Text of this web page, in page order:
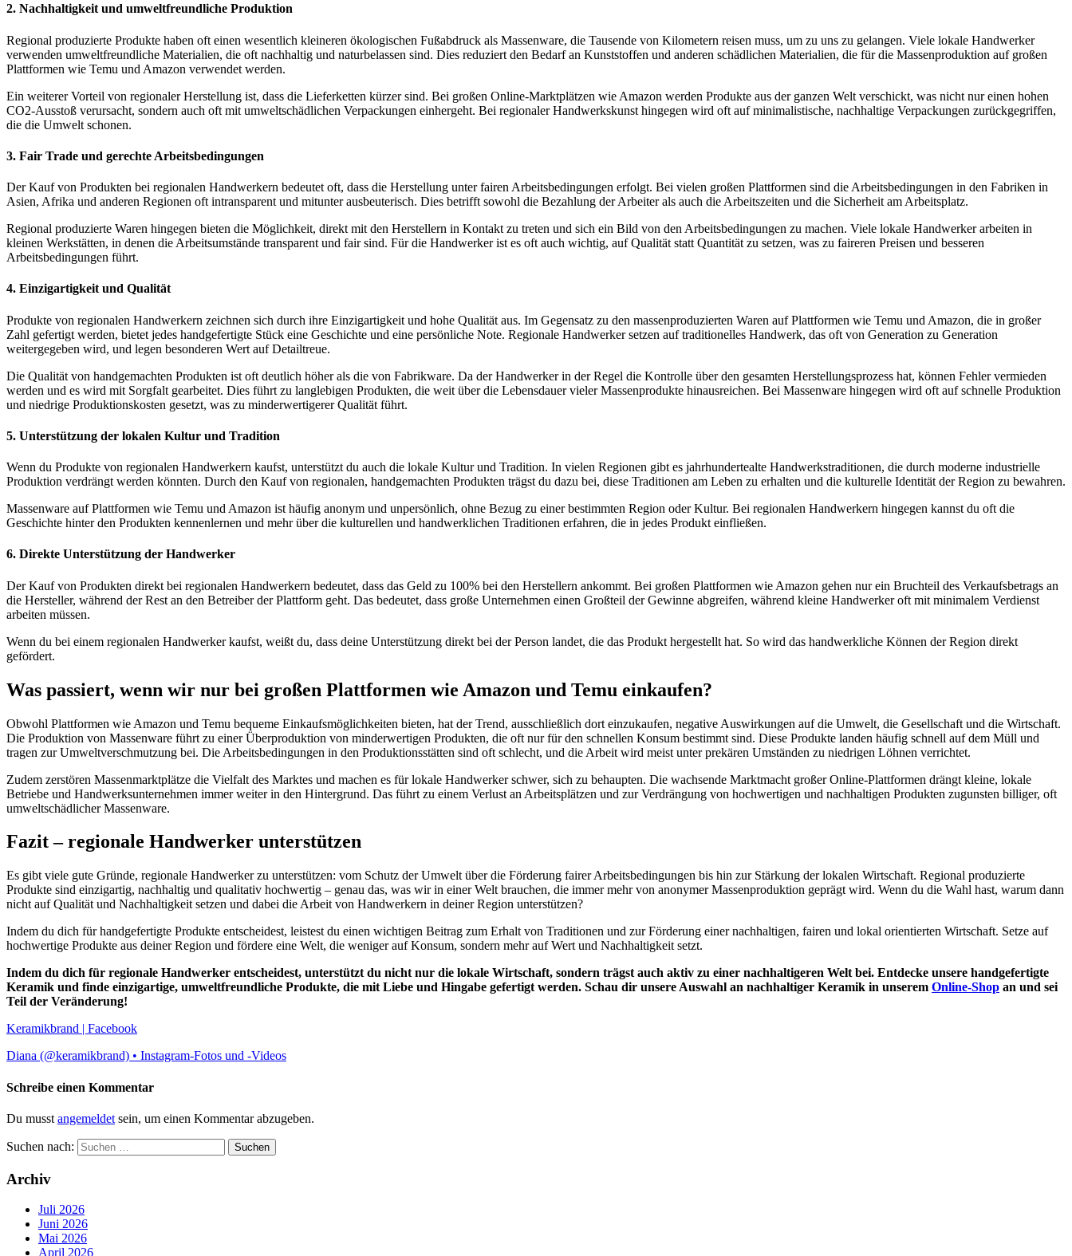
2. Nachhaltigkeit und umweltfreundliche Produktion
Regional produzierte Produkte haben oft einen wesentlich kleineren ökologischen Fußabdruck als Massenware, die Tausende von Kilometern reisen muss, um zu uns zu gelangen. Viele lokale Handwerker
verwenden umweltfreundliche Materialien, die oft nachhaltig und naturbelassen sind. Dies reduziert den Bedarf an Kunststoffen und anderen schädlichen Materialien, die für die Massenproduktion auf großen
Plattformen wie Temu und Amazon verwendet werden.
Ein weiterer Vorteil von regionaler Herstellung ist, dass die Lieferketten kürzer sind. Bei großen Online-Marktplätzen wie Amazon werden Produkte aus der ganzen Welt verschickt, was nicht nur einen hohen
CO2-Ausstoß verursacht, sondern auch oft mit umweltschädlichen Verpackungen einhergeht. Bei regionaler Handwerkskunst hingegen wird oft auf minimalistische, nachhaltige Verpackungen zurückgegriffen,
die die Umwelt schonen.
3. Fair Trade und gerechte Arbeitsbedingungen
Der Kauf von Produkten bei regionalen Handwerkern bedeutet oft, dass die Herstellung unter fairen Arbeitsbedingungen erfolgt. Bei vielen großen Plattformen sind die Arbeitsbedingungen in den Fabriken in
Asien, Afrika und anderen Regionen oft intransparent und mitunter ausbeuterisch. Dies betrifft sowohl die Bezahlung der Arbeiter als auch die Arbeitszeiten und die Sicherheit am Arbeitsplatz.
Regional produzierte Waren hingegen bieten die Möglichkeit, direkt mit den Herstellern in Kontakt zu treten und sich ein Bild von den Arbeitsbedingungen zu machen. Viele lokale Handwerker arbeiten in
kleinen Werkstätten, in denen die Arbeitsumstände transparent und fair sind. Für die Handwerker ist es oft auch wichtig, auf Qualität statt Quantität zu setzen, was zu faireren Preisen und besseren
Arbeitsbedingungen führt.
4. Einzigartigkeit und Qualität
Produkte von regionalen Handwerkern zeichnen sich durch ihre Einzigartigkeit und hohe Qualität aus. Im Gegensatz zu den massenproduzierten Waren auf Plattformen wie Temu und Amazon, die in großer
Zahl gefertigt werden, bietet jedes handgefertigte Stück eine Geschichte und eine persönliche Note. Regionale Handwerker setzen auf traditionelles Handwerk, das oft von Generation zu Generation
weitergegeben wird, und legen besonderen Wert auf Detailtreue.
Die Qualität von handgemachten Produkten ist oft deutlich höher als die von Fabrikware. Da der Handwerker in der Regel die Kontrolle über den gesamten Herstellungsprozess hat, können Fehler vermieden
werden und es wird mit Sorgfalt gearbeitet. Dies führt zu langlebigen Produkten, die weit über die Lebensdauer vieler Massenprodukte hinausreichen. Bei Massenware hingegen wird oft auf schnelle Produktion
und niedrige Produktionskosten gesetzt, was zu minderwertigerer Qualität führt.
5. Unterstützung der lokalen Kultur und Tradition
Wenn du Produkte von regionalen Handwerkern kaufst, unterstützt du auch die lokale Kultur und Tradition. In vielen Regionen gibt es jahrhundertealte Handwerkstraditionen, die durch moderne industrielle
Produktion verdrängt werden könnten. Durch den Kauf von regionalen, handgemachten Produkten trägst du dazu bei, diese Traditionen am Leben zu erhalten und die kulturelle Identität der Region zu bewahren.
Massenware auf Plattformen wie Temu und Amazon ist häufig anonym und unpersönlich, ohne Bezug zu einer bestimmten Region oder Kultur. Bei regionalen Handwerkern hingegen kannst du oft die
Geschichte hinter den Produkten kennenlernen und mehr über die kulturellen und handwerklichen Traditionen erfahren, die in jedes Produkt einfließen.
6. Direkte Unterstützung der Handwerker
Der Kauf von Produkten direkt bei regionalen Handwerkern bedeutet, dass das Geld zu 100% bei den Herstellern ankommt. Bei großen Plattformen wie Amazon gehen nur ein Bruchteil des Verkaufsbetrags an
die Hersteller, während der Rest an den Betreiber der Plattform geht. Das bedeutet, dass große Unternehmen einen Großteil der Gewinne abgreifen, während kleine Handwerker oft mit minimalem Verdienst
arbeiten müssen.
Wenn du bei einem regionalen Handwerker kaufst, weißt du, dass deine Unterstützung direkt bei der Person landet, die das Produkt hergestellt hat. So wird das handwerkliche Können der Region direkt
gefördert.
Was passiert, wenn wir nur bei großen Plattformen wie Amazon und Temu einkaufen?
Obwohl Plattformen wie Amazon und Temu bequeme Einkaufsmöglichkeiten bieten, hat der Trend, ausschließlich dort einzukaufen, negative Auswirkungen auf die Umwelt, die Gesellschaft und die Wirtschaft.
Die Produktion von Massenware führt zu einer Überproduktion von minderwertigen Produkten, die oft nur für den schnellen Konsum bestimmt sind. Diese Produkte landen häufig schnell auf dem Müll und
tragen zur Umweltverschmutzung bei. Die Arbeitsbedingungen in den Produktionsstätten sind oft schlecht, und die Arbeit wird meist unter prekären Umständen zu niedrigen Löhnen verrichtet.
Zudem zerstören Massenmarktplätze die Vielfalt des Marktes und machen es für lokale Handwerker schwer, sich zu behaupten. Die wachsende Marktmacht großer Online-Plattformen drängt kleine, lokale
Betriebe und Handwerksunternehmen immer weiter in den Hintergrund. Das führt zu einem Verlust an Arbeitsplätzen und zur Verdrängung von hochwertigen und nachhaltigen Produkten zugunsten billiger, oft
umweltschädlicher Massenware.
Fazit – regionale Handwerker unterstützen
Es gibt viele gute Gründe, regionale Handwerker zu unterstützen: vom Schutz der Umwelt über die Förderung fairer Arbeitsbedingungen bis hin zur Stärkung der lokalen Wirtschaft. Regional produzierte
Produkte sind einzigartig, nachhaltig und qualitativ hochwertig – genau das, was wir in einer Welt brauchen, die immer mehr von anonymer Massenproduktion geprägt wird. Wenn du die Wahl hast, warum dann
nicht auf Qualität und Nachhaltigkeit setzen und dabei die Arbeit von Handwerkern in deiner Region unterstützen?
Indem du dich für handgefertigte Produkte entscheidest, leistest du einen wichtigen Beitrag zum Erhalt von Traditionen und zur Förderung einer nachhaltigen, fairen und lokal orientierten Wirtschaft. Setze auf
hochwertige Produkte aus deiner Region und fördere eine Welt, die weniger auf Konsum, sondern mehr auf Wert und Nachhaltigkeit setzt.
Indem du dich für regionale Handwerker entscheidest, unterstützt du nicht nur die lokale Wirtschaft, sondern trägst auch aktiv zu einer nachhaltigeren Welt bei. Entdecke unsere handgefertigte
Keramik und finde einzigartige, umweltfreundliche Produkte, die mit Liebe und Hingabe gefertigt werden. Schau dir unsere Auswahl an nachhaltiger Keramik in unserem Online-Shop an und sei
Teil der Veränderung!
Keramikbrand | Facebook
Diana (@keramikbrand) • Instagram-Fotos und -Videos
Schreibe einen Kommentar
Du musst angemeldet sein, um einen Kommentar abzugeben.
Suchen nach:
Archiv
Juli 2026
Juni 2026
Mai 2026
April 2026